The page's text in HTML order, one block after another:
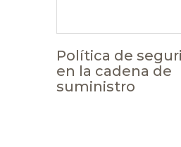
Política de
en la cadena de
suministro